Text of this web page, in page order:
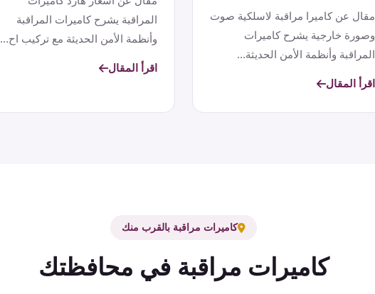
مقال عن كاميرا مراقبة لاسلكية صوت
وصورة خارجية يشرح كاميرات
المراقبة وأنظمة الأمن الحديثة...
اقرأ المقال
المراقبة يشرح كاميرات المراقبة
وأنظمة الأمن الحديثة مع تركيب اح...
اقرأ المقال
كاميرات مراقبة بالقرب منك
كاميرات مراقبة في محافظتك